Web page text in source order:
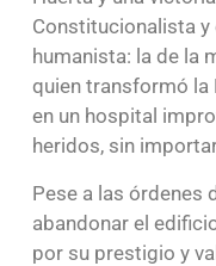
Constitucionalista y
humanista: la de la
quien transformó la
en un hospital
heridos, sin
Pese a las órdenes
abandonar el
por su prestigio y